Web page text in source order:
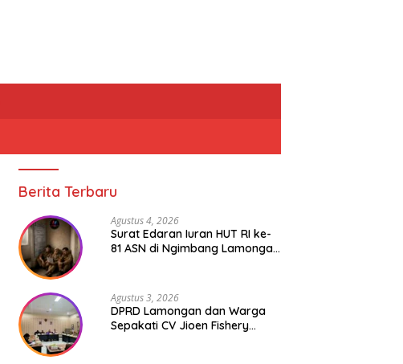
Berita Terbaru
Agustus 4, 2026
Surat Edaran Iuran HUT RI ke-
81 ASN di Ngimbang Lamongan
Agustus 3, 2026
DPRD Lamongan dan Warga
Sepakati CV Jioen Fishery